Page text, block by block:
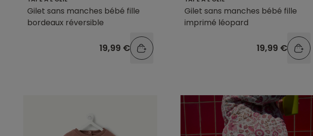
Gilet sans manches bébé fille
bordeaux réversible
19,99 €
Gilet sans manches bébé fille
imprimé léopard
19,99 €